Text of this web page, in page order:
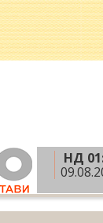
НД
» Кримінал
за